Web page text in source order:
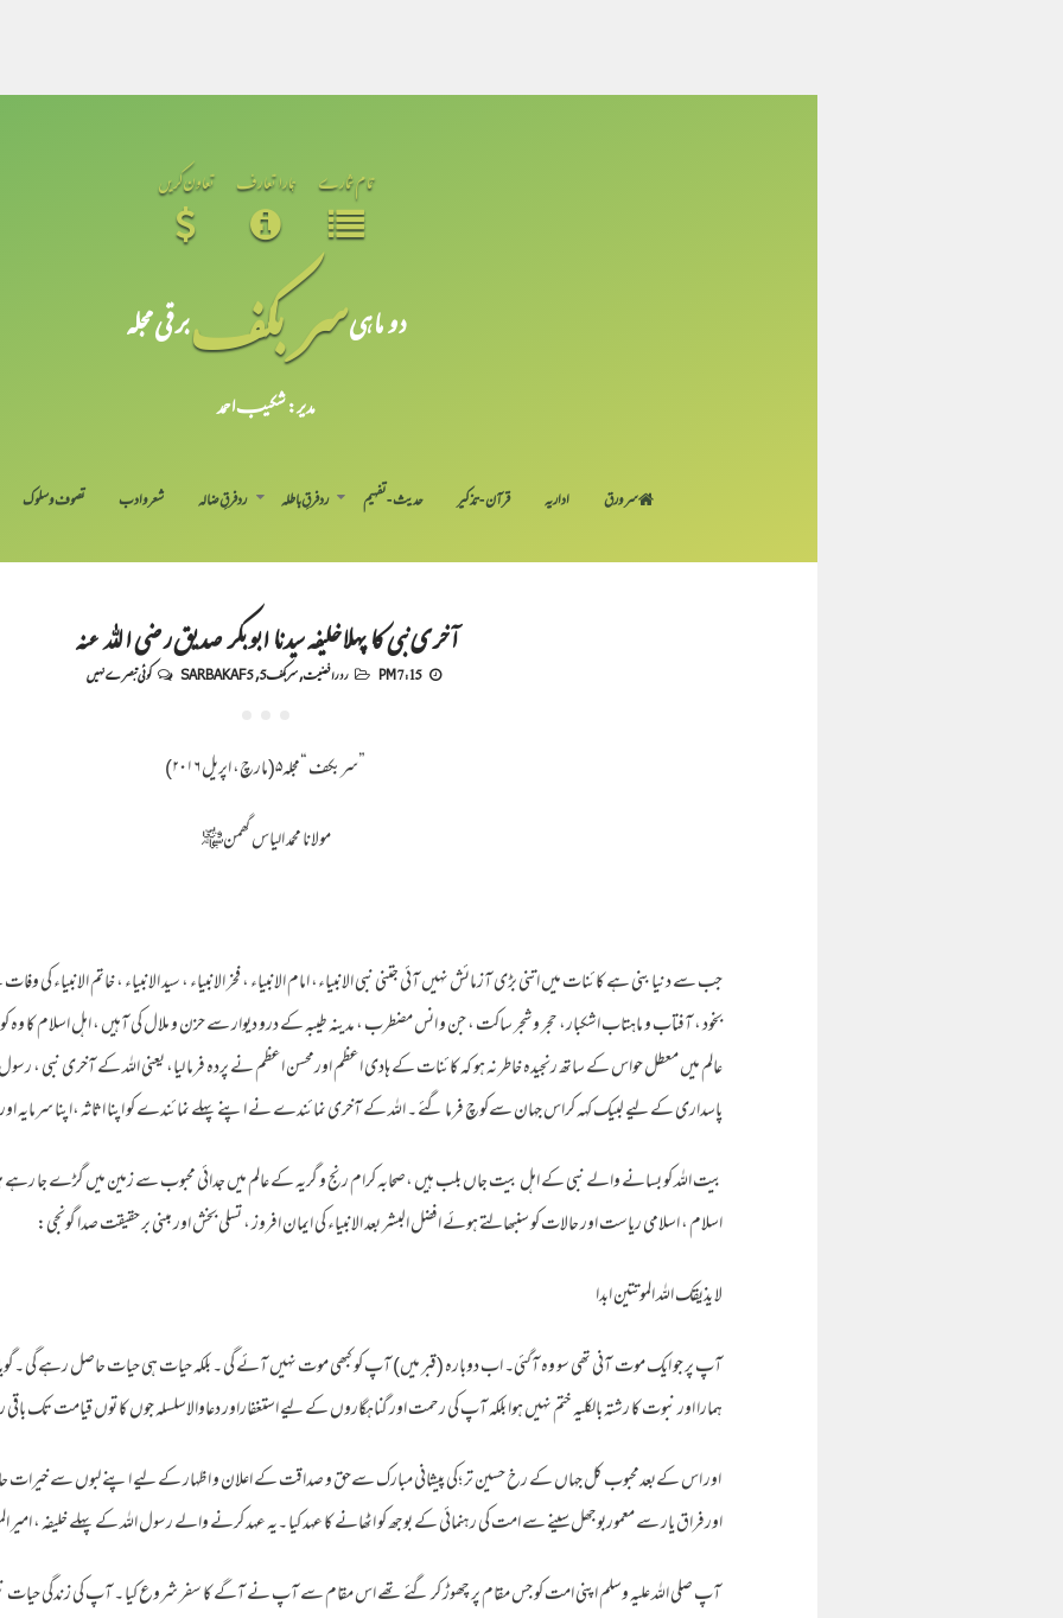
تمام شمارے ہمارا تعارف تعاون کریں
دو ماہیسر بکفبرقی مجلہ
مدیر: شکیبـ احمد
سر ورق اداریہ قرآن-تذکیر حدیث-تفہیم رد فرقِ باطلہ رد فرقِ ضالہ شعر و ادب تصوف و سلوک
آخری نبی کا پہلاخلیفہ سیدنا ابو بکر صدیق رضی اللہ عنہ
7:15 PM رد رافضیت,سربکف5 ,
SARBAKAF 5 کوئی تبصرے نہیں
”سربکف “مجلہ۵(مارچ، اپریل ۲۰۱۶)
مولانا محمد الیاس گھمن﷾
جب سے دنیا بنی ہے کائنات میں اتنی بڑی آزمائش نہیں آئی جتنی نبی الانبیاء، امام الانبیاء ، فخر الانبیاء ، سید الانبیاء ، خاتم
بخود ، آفتاب و ماہتاب اشکبار، حجر و شجر ساکت ، جن و انس مضطرب ، مدینہ طیبہ کے درو دیوار سے حزن و ملال کی آہیں ، اہل اسلام
عالم میں معطل حواس کے ساتھ رنجیدہ خاطر نہ ہو کہ کائنات کے ہادی اعظم اورمحسن اعظم نے پردہ فرما لیا، یعنی اللہ کے آخری نبی ،
پاسداری کے لیے لبیک کہہ کراس جہان سےکوچ فرما گئے ۔ اللہ کے آخری نمائندے نے اپنے پہلے نمائندے کو اپنا اثاثہ ،اپنا سرمایہ
بیت اللہ کو بسانے والے نبی کے اہل بیت جاں بلب ہیں ،صحابہ کرام رنج و گریہ کے عالم میں جدائی محبوب سے زمین میں گڑے جا رہے
اسلام ، اسلامی ریاست اور حالات کو سنبھالتے ہوئے افضل البشر بعد الانبیاء کی ایمان افروز ، تسلی بخش اور مبنی بر حقیقت صدا گونجی:
لا یذیقک اللہ الموتتین ابدا
آپ پر جو ایک موت آنی تھی سو وہ آگئی۔ اب دوبارہ (قبر میں) آپ کو کبھی موت نہیں آئے گی ۔ بلکہ حیات ہی حیات حاصل رہے گی
ہمارا اور نبوت کا رشتہ بالکلیہ ختم نہیں ہوا بلکہ آپ کی رحمت اور گناہگاروں کے لیے استغفاراور دعاوالاسلسلہ جوں کا توں قیامت تک
اور اس کےبعدمحبوب کل جہاں کے رخ حسین تر ؛کی پیشانی مبارک سےحق و صداقت کے اعلان و اظہار کے لیے اپنے لبوں سے خیرات
اورفراق یار سے معموربوجھل سینے سے امت کی رہنمائی کے بوجھ کو اٹھانے کا عہد کیا ۔یہ عہد کرنے والے رسول اللہ کے پہلے خلیفہ ، امیر
آپ صلی اللہ علیہ وسلم اپنی امت کو جس مقام پر چھوڑ کر گئے تھے اس مقام سے آپ نے آگے کا سفر شروع کیا ۔ آپ کی زندگی حیات